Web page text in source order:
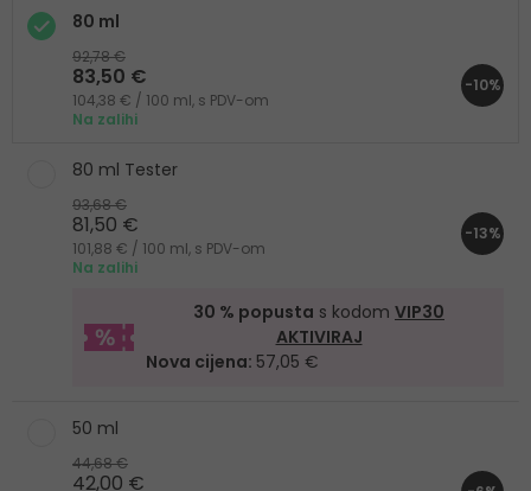
80 ml
92,78 €
83,50 €
104,38 € / 100 ml, s PDV-om
Na zalihi
-10%
80 ml Tester
93,68 €
81,50 €
101,88 € / 100 ml, s PDV-om
Na zalihi
-13%
30 % popusta s kodom VIP30
AKTIVIRAJ
Nova cijena: 57,05 €
50 ml
44,68 €
42,00 €